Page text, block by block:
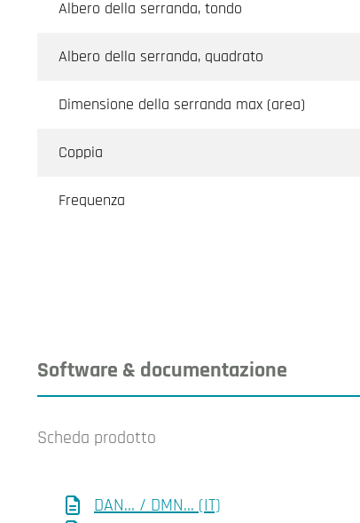
Albero della serranda, tondo
Albero della serranda, quadrato
Dimensione della serranda max (area)
Coppia
Frequenza
Software & documentazione
Scheda prodotto
DAN... / DMN... (IT)